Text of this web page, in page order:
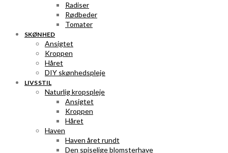
Radiser
Rødbeder
Tomater
SKØNHED
Ansigtet
Kroppen
Håret
DIY skønhedspleje
LIVSSTIL
Naturlig kropspleje
Ansigtet
Kroppen
Håret
Haven
Haven året rundt
Den spiselige blomsterhave